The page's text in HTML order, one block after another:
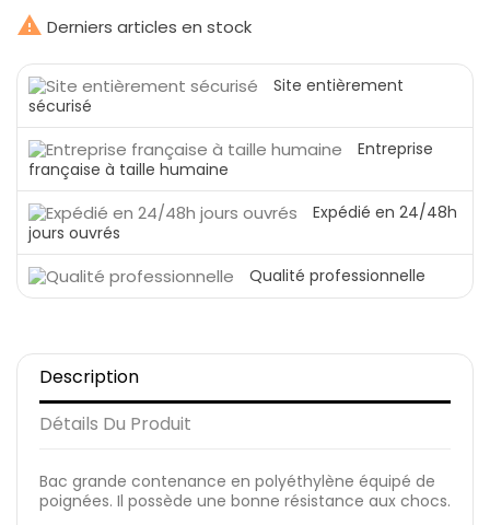
 Derniers articles en stock
Site entièrement
sécurisé
Entreprise
française à taille humaine
Expédié en 24/48h
jours ouvrés
Qualité professionnelle
Description
Détails Du Produit
Bac grande contenance en polyéthylène équipé de
poignées. Il possède une bonne résistance aux chocs.